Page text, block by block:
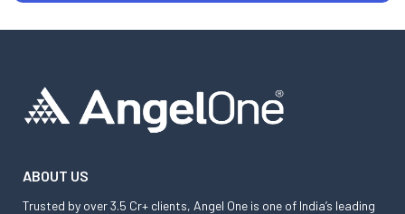
ABOUT US
Trusted by over 3.5 Cr+ clients, Angel One is one of India’s leading